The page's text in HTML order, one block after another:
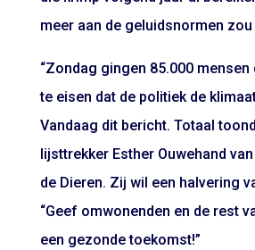
meer aan de geluidsnormen
“Zondag gingen 85.000
te eisen dat de politiek de
Vandaag dit bericht. Totaal
lijsttrekker Esther Ouwehand
de Dieren. Zij wil een halvering
“Geef omwonenden en de rest
een gezonde toekomst!”